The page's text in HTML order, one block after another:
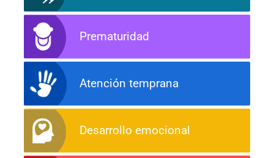
Prematuridad
Atención temprana
Desarrollo emocional